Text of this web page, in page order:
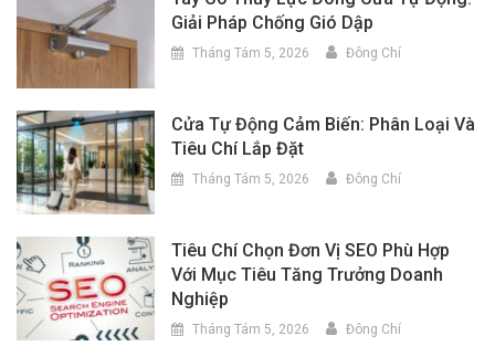
Giải Pháp Chống Gió Dập
Tháng Tám 5, 2026 Đông Chí
Cửa Tự Động Cảm Biến: Phân Loại Và
Tiêu Chí Lắp Đặt
Tháng Tám 5, 2026 Đông Chí
Tiêu Chí Chọn Đơn Vị SEO Phù Hợp
Với Mục Tiêu Tăng Trưởng Doanh
Nghiệp
Tháng Tám 5, 2026 Đông Chí